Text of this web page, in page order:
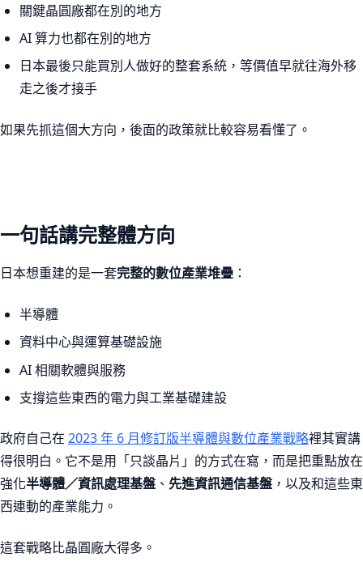
關鍵晶圓廠都在別的地方
AI 算力也都在別的地方
日本最後只能買別人做好的整套系統，等價值早就往海外移
走之後才接手
如果先抓這個大方向，後面的政策就比較容易看懂了。
一句話講完整體方向
日本想重建的是一套完整的數位產業堆疊 ：
半導體
資料中心與運算基礎設施
AI 相關軟體與服務
支撐這些東西的電力與工業基礎建設
政府自己在 2023 年 6 月修訂版半導體與數位產業戰略裡其實講
得很明白。它不是用「只談晶片」的方式在寫，而是把重點放在
強化半導體／資訊處理基盤 、 先進資訊通信基盤 ，以及和這些東
西連動的產業能力。
這套戰略比晶圓廠大得多。